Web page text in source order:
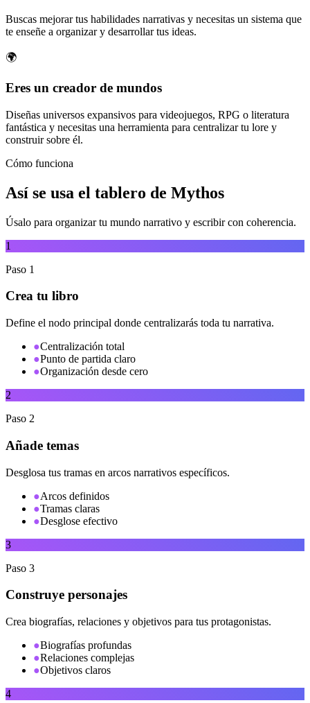
Buscas mejorar tus habilidades narrativas y necesitas un sistema que
te enseñe a organizar y desarrollar tus ideas.
🌍
Eres un creador de mundos
Diseñas universos expansivos para videojuegos, RPG o literatura
fantástica y necesitas una herramienta para centralizar tu lore y
construir sobre él.
Cómo funciona
Así se usa el tablero de Mythos
Úsalo para organizar tu mundo narrativo y escribir con coherencia.
1
Paso 1
Crea tu libro
Define el nodo principal donde centralizarás toda tu narrativa.
●Centralización total
●Punto de partida claro
●Organización desde cero
2
Paso 2
Añade temas
Desglosa tus tramas en arcos narrativos específicos.
●Arcos definidos
●Tramas claras
●Desglose efectivo
3
Paso 3
Construye personajes
Crea biografías, relaciones y objetivos para tus protagonistas.
●Biografías profundas
●Relaciones complejas
●Objetivos claros
4